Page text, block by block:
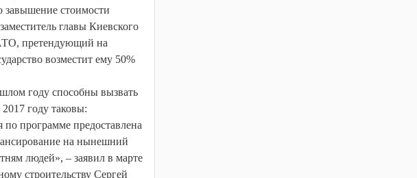
завышение стоимости
главы Киевского
претендующий на
возместит ему 50%
году способны вызвать
году таковы:
программе предоставлена
на нынешний
людей», – заявил в марте
строительству Сергей